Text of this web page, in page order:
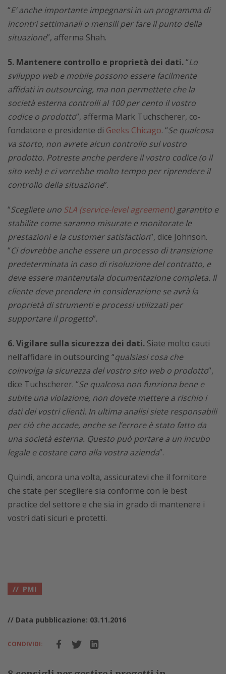
“E’ anche importante impegnarsi in un programma di
incontri settimanali o mensili per fare il punto della
situazione”, afferma Shah.
5. Mantenere controllo e proprietà dei dati.“Lo
sviluppo web e mobile possono essere facilmente
affidati in outsourcing, ma non permettete che la
società esterna controlli al 100 per cento il vostro
codice o prodotto”, afferma Mark Tuchscherer, co-
fondatore e presidente di Geeks Chicago. “Se qualcosa
va storto, non avrete alcun controllo sul vostro
prodotto. Potreste anche perdere il vostro codice (o il
sito web) e ci vorrebbe molto tempo per riprendere il
controllo della situazione”.
“Scegliete uno SLA (service-level agreement)garantito e
stabilite come saranno misurate e monitorate le
prestazioni e la customer satisfaction”, dice Johnson.
“Ci dovrebbe anche essere un processo di transizione
predeterminata in caso di risoluzione del contratto, e
deve essere mantenutala documentazione completa. Il
cliente deve prendere in considerazione se avrà la
proprietà di strumenti e processi utilizzati per
supportare il progetto”.
6. Vigilare sulla sicurezza dei dati. Siate molto cauti
nell’affidare in outsourcing “qualsiasi cosa che
coinvolga la sicurezza del vostro sito web o prodotto”,
dice Tuchscherer. “Se qualcosa non funziona bene e
subite una violazione, non dovete mettere a rischio i
dati dei vostri clienti. In ultima analisi siete responsabili
per ciò che accade, anche se l’errore è stato fatto da
una società esterna. Questo può portare a un incubo
legale e costare caro alla vostra azienda”.
Quindi, ancora una volta, assicuratevi che il fornitore
che state per scegliere sia conforme con le best
practice del settore e che sia in grado di mantenere i
vostri dati sicuri e protetti.
PMI
// Data pubblicazione: 03.11.2016
CONDIVIDI: